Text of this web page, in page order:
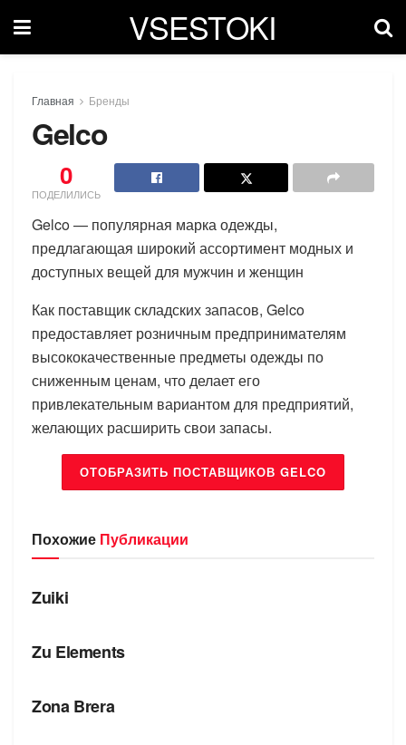
VSESTOKI
Главная Бренды
Gelco
0
ПОДЕЛИЛИСЬ
Gelco — популярная марка одежды,
предлагающая широкий ассортимент модных и
доступных вещей для мужчин и женщин
Как поставщик складских запасов, Gelco
предоставляет розничным предпринимателям
высококачественные предметы одежды по
сниженным ценам, что делает его
привлекательным вариантом для предприятий,
желающих расширить свои запасы.
ОТОБРАЗИТЬ ПОСТАВЩИКОВ GELCO
Похожие Публикации
БРЕНДЫ
Zuiki
Zu Elements
Zona Brera